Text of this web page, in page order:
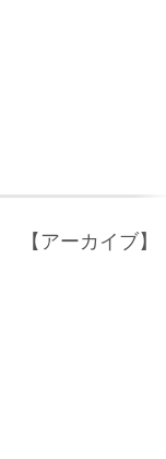
【アーカイブ】